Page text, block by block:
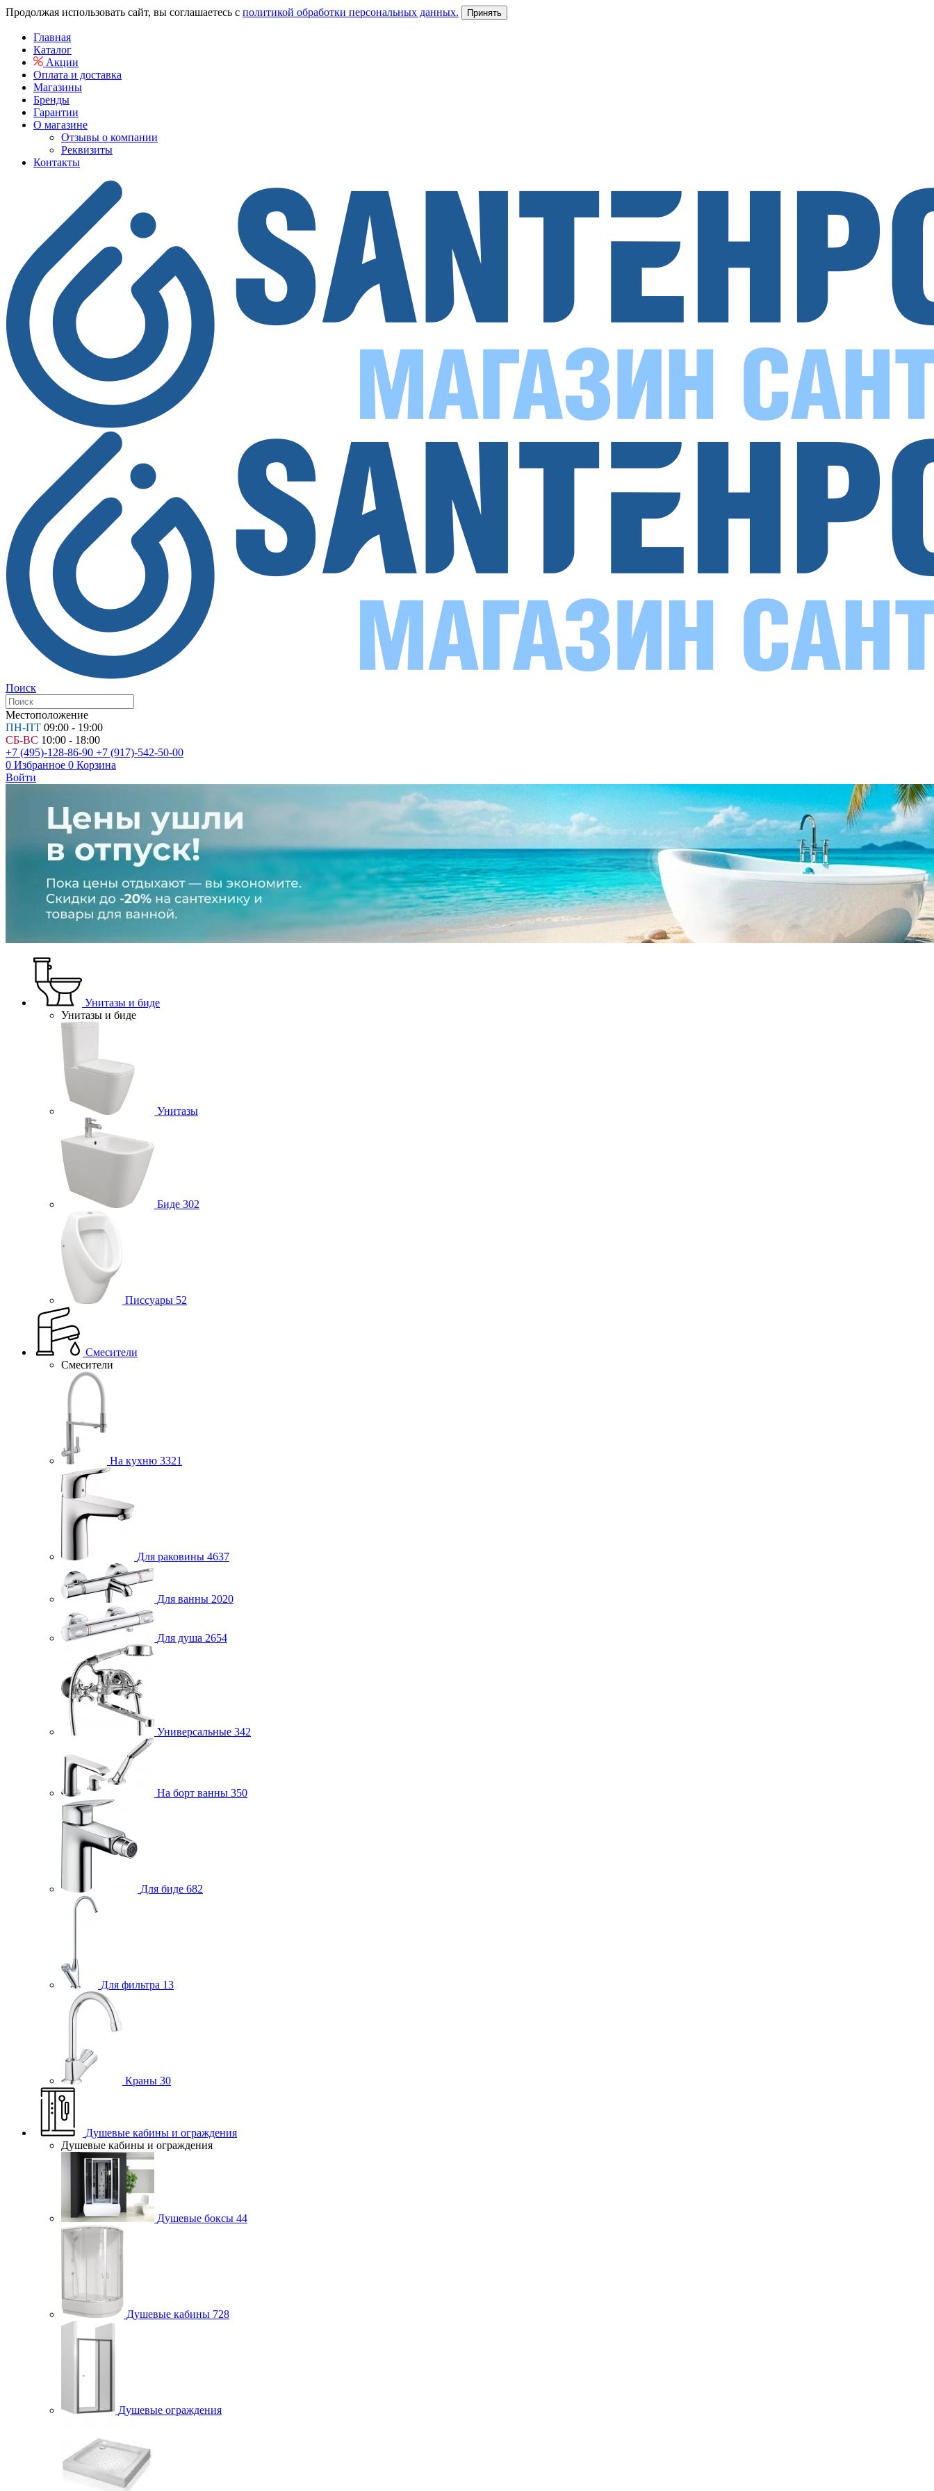
Продолжая использовать сайт, вы соглашаетесь с политикой обработки персональных данных. Принять
Главная
Каталог
Акции
Оплата и доставка
Магазины
Бренды
Гарантии
О магазине
Отзывы о компании
Реквизиты
Контакты
Поиск
Местоположение
ПН-ПТ 09:00 - 19:00
СБ-ВС 10:00 - 18:00
+7 (495)-128-86-90 +7 (917)-542-50-00
0 Избранное 0 Корзина
Войти
Унитазы и биде
Унитазы и биде
Унитазы
Биде 302
Писсуары 52
Смесители
Смесители
На кухню 3321
Для раковины 4637
Для ванны 2020
Для душа 2654
Универсальные 342
На борт ванны 350
Для биде 682
Для фильтра 13
Краны 30
Душевые кабины и ограждения
Душевые кабины и ограждения
Душевые боксы 44
Душевые кабины 728
Душевые ограждения